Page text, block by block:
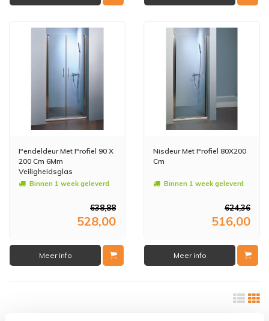
Pendeldeur Met Profiel 90 X
200 Cm 6Mm
Veiligheidsglas
Binnen 1 week geleverd
638,88
528,00
Meer info
Nisdeur Met Profiel 80X200
Cm
Binnen 1 week geleverd
624,36
516,00
Meer info